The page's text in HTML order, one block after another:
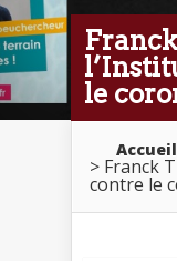
le
Accueil
> Franck
contre le